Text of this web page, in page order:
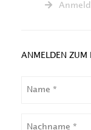
ANMELDEN ZUM